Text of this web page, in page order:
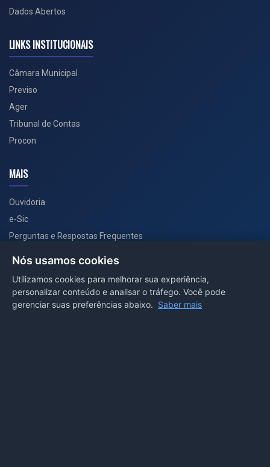
Dados Abertos
LINKS INSTITUCIONAIS
Câmara Municipal
Previso
Ager
Tribunal de Contas
Procon
MAIS
Ouvidoria
e-Sic
Perguntas e Respostas Frequentes
PORTAL COVID-19
Nós usamos cookies
Utilizamos cookies para melhorar sua experiência,
personalizar conteúdo e analisar o tráfego. Você pode
gerenciar suas preferências abaixo. Saber mais